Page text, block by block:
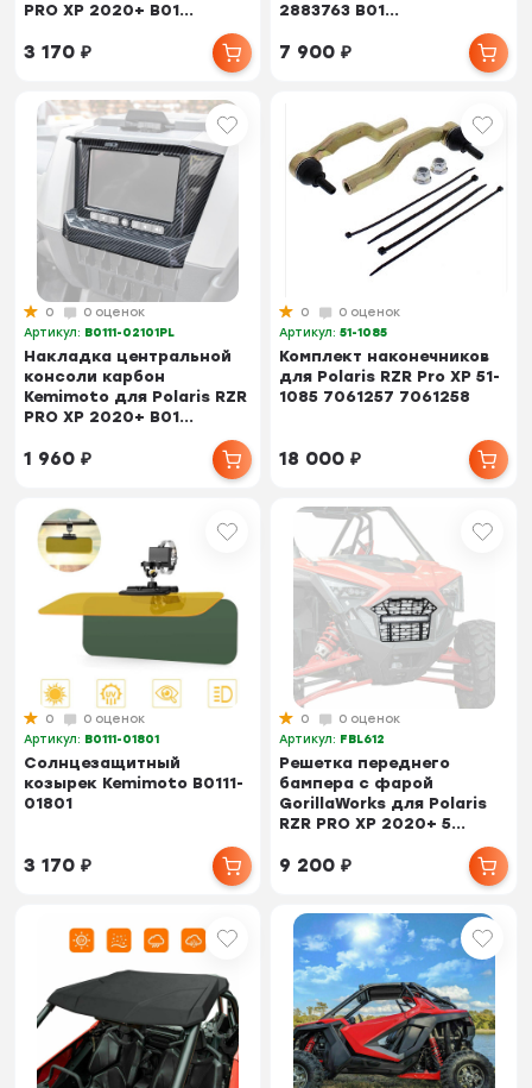
PRO XP 2020+ B01...
3 170₽
2883763 B01...
7 900₽
0
0 оценок
Артикул: B0111-02101PL
Накладка центральной
консоли карбон
Kemimoto для Polaris RZR
PRO XP 2020+ B01...
1 960₽
0
0 оценок
Артикул:51-1085
Комплект наконечников
для Polaris RZR Pro XP 51-
1085 7061257 7061258
18 000₽
0
0 оценок
Артикул: B0111-01801
Солнцезащитный
козырек Kemimoto B0111-
01801
3 170₽
0
0 оценок
Артикул: FBL612
Решетка переднего
бампера с фарой
GorillaWorks для Polaris
RZR PRO XP 2020+ 5...
9 200₽